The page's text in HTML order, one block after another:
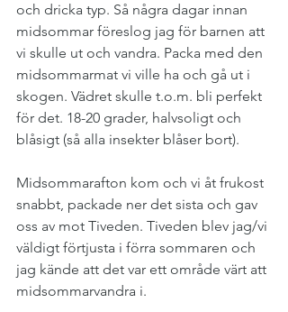
och dricka typ. Så några dagar innan
midsommar föreslog jag för barnen att
vi skulle ut och vandra. Packa med den
midsommarmat vi ville ha och gå ut i
skogen. Vädret skulle t.o.m. bli perfekt
för det. 18-20 grader, halvsoligt och
blåsigt (så alla insekter blåser bort).
Midsommarafton kom och vi åt frukost
snabbt, packade ner det sista och gav
oss av mot Tiveden. Tiveden blev jag/vi
väldigt förtjusta i förra sommaren och
jag kände att det var ett område värt att
midsommarvandra i.